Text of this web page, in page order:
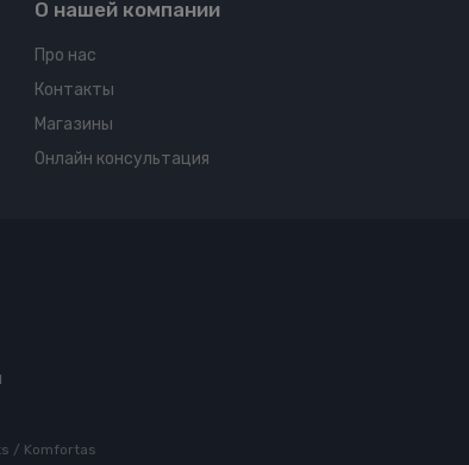
О нашей компании
Про нас
Контакты
Магазины
Онлайн консультация
/ Komfortas